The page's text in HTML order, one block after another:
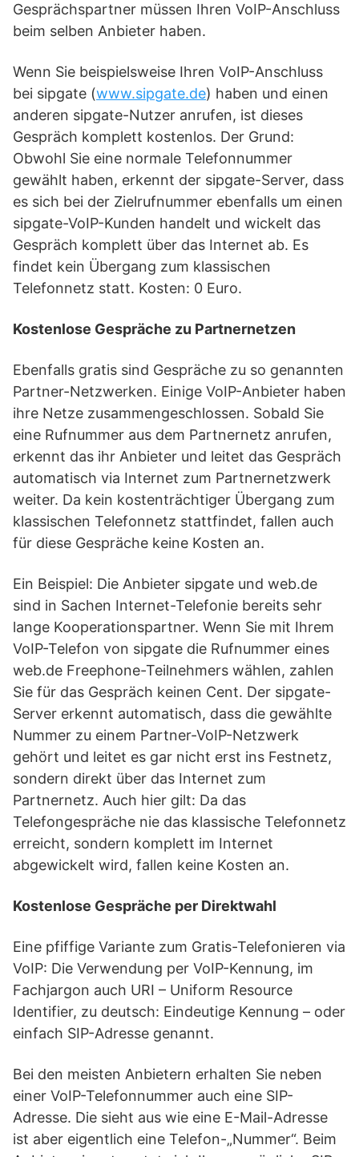
Gesprächspartner müssen Ihren VoIP-Anschluss
beim selben Anbieter haben.
Wenn Sie beispielsweise Ihren VoIP-Anschluss
bei sipgate (www.sipgate.de) haben und einen
anderen sipgate-Nutzer anrufen, ist dieses
Gespräch komplett kostenlos. Der Grund:
Obwohl Sie eine normale Telefonnummer
gewählt haben, erkennt der sipgate-Server, dass
es sich bei der Zielrufnummer ebenfalls um einen
sipgate-VoIP-Kunden handelt und wickelt das
Gespräch komplett über das Internet ab. Es
findet kein Übergang zum klassischen
Telefonnetz statt. Kosten: 0 Euro.
Kostenlose Gespräche zu Partnernetzen
Ebenfalls gratis sind Gespräche zu so genannten
Partner-Netzwerken. Einige VoIP-Anbieter haben
ihre Netze zusammengeschlossen. Sobald Sie
eine Rufnummer aus dem Partnernetz anrufen,
erkennt das ihr Anbieter und leitet das Gespräch
automatisch via Internet zum Partnernetzwerk
weiter. Da kein kostenträchtiger Übergang zum
klassischen Telefonnetz stattfindet, fallen auch
für diese Gespräche keine Kosten an.
Ein Beispiel: Die Anbieter sipgate und web.de
sind in Sachen Internet-Telefonie bereits sehr
lange Kooperationspartner. Wenn Sie mit Ihrem
VoIP-Telefon von sipgate die Rufnummer eines
web.de Freephone-Teilnehmers wählen, zahlen
Sie für das Gespräch keinen Cent. Der sipgate-
Server erkennt automatisch, dass die gewählte
Nummer zu einem Partner-VoIP-Netzwerk
gehört und leitet es gar nicht erst ins Festnetz,
sondern direkt über das Internet zum
Partnernetz. Auch hier gilt: Da das
Telefongespräche nie das klassische Telefonnetz
erreicht, sondern komplett im Internet
abgewickelt wird, fallen keine Kosten an.
Kostenlose Gespräche per Direktwahl
Eine pfiffige Variante zum Gratis-Telefonieren via
VoIP: Die Verwendung per VoIP-Kennung, im
Fachjargon auch URI – Uniform Resource
Identifier, zu deutsch: Eindeutige Kennung – oder
einfach SIP-Adresse genannt.
Bei den meisten Anbietern erhalten Sie neben
einer VoIP-Telefonnummer auch eine SIP-
Adresse. Die sieht aus wie eine E-Mail-Adresse
ist aber eigentlich eine Telefon-„Nummer“. Beim